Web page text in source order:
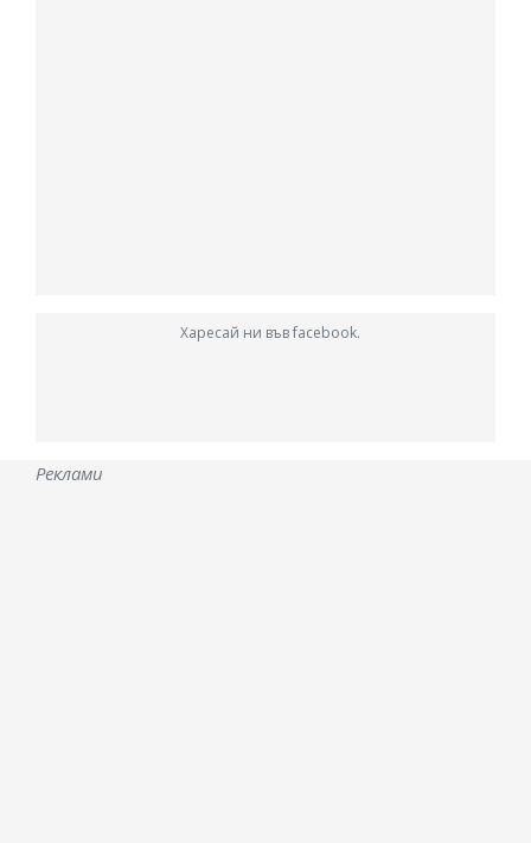
Харесай ни във facebook.
Реклами